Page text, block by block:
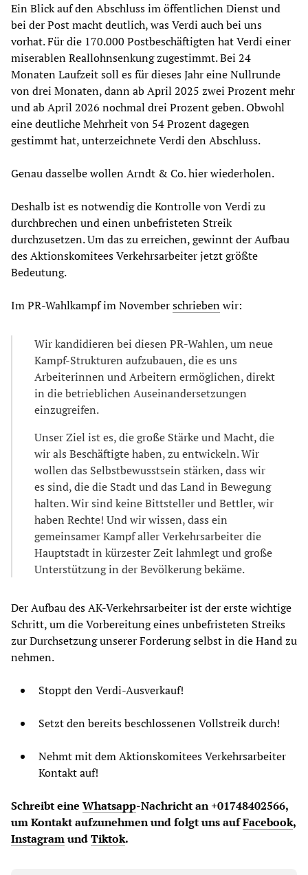
Ein Blick auf den Abschluss im öffentlichen Dienst und
bei der Post macht deutlich, was Verdi auch bei uns
vorhat. Für die 170.000 Postbeschäftigten hat Verdi einer
miserablen Reallohnsenkung zugestimmt. Bei 24
Monaten Laufzeit soll es für dieses Jahr eine Nullrunde
von drei Monaten, dann ab April 2025 zwei Prozent mehr
und ab April 2026 nochmal drei Prozent geben. Obwohl
eine deutliche Mehrheit von 54 Prozent dagegen
gestimmt hat, unterzeichnete Verdi den Abschluss.
Genau dasselbe wollen Arndt & Co. hier wiederholen.
Deshalb ist es notwendig die Kontrolle von Verdi zu
durchbrechen und einen unbefristeten Streik
durchzusetzen. Um das zu erreichen, gewinnt der Aufbau
des Aktionskomitees Verkehrsarbeiter jetzt größte
Bedeutung.
Im PR-Wahlkampf im Novemberschriebenwir:
Wir kandidieren bei diesen PR-Wahlen, um neue
Kampf-Strukturen aufzubauen, die es uns
Arbeiterinnen und Arbeitern ermöglichen, direkt
in die betrieblichen Auseinandersetzungen
einzugreifen.
Unser Ziel ist es, die große Stärke und Macht, die
wir als Beschäftigte haben, zu entwickeln. Wir
wollen das Selbstbewusstsein stärken, dass wir
es sind, die die Stadt und das Land in Bewegung
halten. Wir sind keine Bittsteller und Bettler, wir
haben Rechte! Und wir wissen, dass ein
gemeinsamer Kampf aller Verkehrsarbeiter die
Hauptstadt in kürzester Zeit lahmlegt und große
Unterstützung in der Bevölkerung bekäme.
Der Aufbau des AK-Verkehrsarbeiter ist der erste wichtige
Schritt, um die Vorbereitung eines unbefristeten Streiks
zur Durchsetzung unserer Forderung selbst in die Hand zu
nehmen.
Stoppt den Verdi-Ausverkauf!
Setzt den bereits beschlossenen Vollstreik durch!
Nehmt mit dem Aktionskomitees Verkehrsarbeiter
Kontakt auf!
Schreibt eine Whatsapp-Nachricht an +01748402566,
um Kontakt aufzunehmen und folgt uns aufFacebook,
InstagramundTiktok.